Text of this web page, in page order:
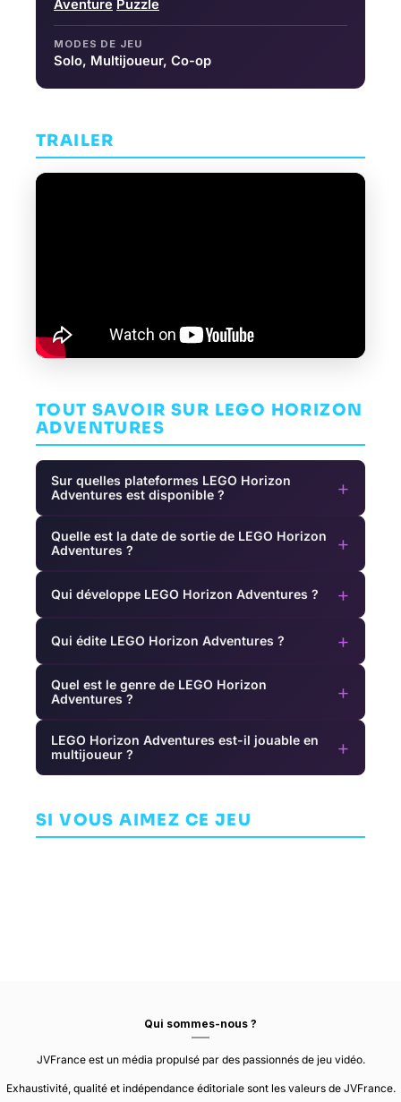
Aventure Puzzle
MODES DE JEU
Solo, Multijoueur, Co-op
TRAILER
TOUT SAVOIR SUR LEGO HORIZON
ADVENTURES
Sur quelles plateformes LEGO Horizon
Adventures est disponible ?
+
Quelle est la date de sortie de LEGO Horizon
Adventures ?
+
Qui développe LEGO Horizon Adventures ? +
Qui édite LEGO Horizon Adventures ? +
Quel est le genre de LEGO Horizon
Adventures ?
+
LEGO Horizon Adventures est-il jouable en
multijoueur ?
+
SI VOUS AIMEZ CE JEU
New Eden
AVENTURE
AVENTURE
Fist of the
Qui sommes-nous ?
JVFrance est un média propulsé par des passionnés de jeu vidéo.
Exhaustivité, qualité et indépendance éditoriale sont les valeurs de JVFrance.